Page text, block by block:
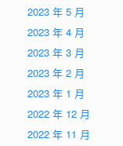
2023 年 5 月
2023 年 4 月
2023 年 3 月
2023 年 2 月
2023 年 1 月
2022 年 12 月
2022 年 11 月